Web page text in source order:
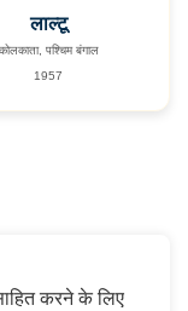
लाल्टू
कोलकाता, पश्चिम बंगाल
1957
करने के लिए